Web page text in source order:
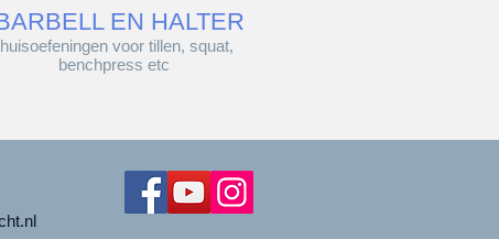
voor tillen, squat,
benchpress etc
EN HALTER